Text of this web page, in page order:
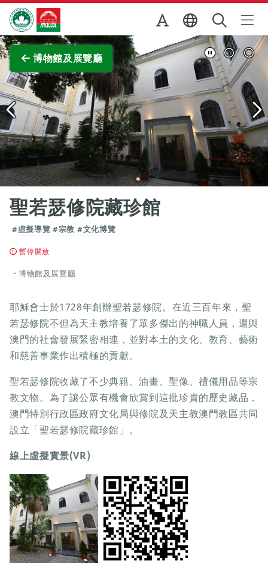
跳至主内容
澳門特別行政區政府旅遊局
博物館及展覽廳
查看原圖
聖若瑟修院藏珍館
#虛擬導覽 #宗教 #文化博覽
暫停開放
博物館及展覽廳
耶穌會士於1728年創辦聖若瑟修院。在近三百年來，聖
若瑟修院不但為天主教培養了眾多傑出的神職人員，還與
澳門的社會發展緊密相連，並對本土的文化、教育、藝術
和慈善事業作出積極的貢獻。
聖若瑟修院收藏了不少典籍、油畫、聖像、禮儀用品等宗
教文物。為了讓公眾有機會欣賞到這批珍貴的歷史藏品，
澳門特別行政區政府文化局與修院及天主教澳門教區共同
設立「聖若瑟修院藏珍館」。
線上虛擬實景(VR)